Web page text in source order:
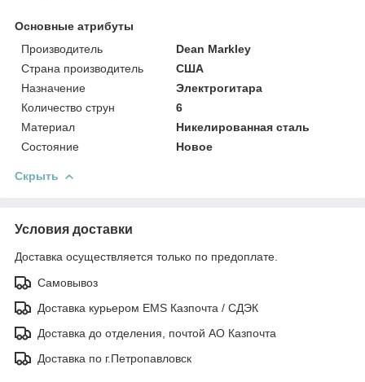
Основные атрибуты
Производитель
Dean Markley
Страна производитель
США
Назначение
Электрогитара
Количество струн
6
Материал
Никелированная сталь
Состояние
Новое
Скрыть
Условия доставки
Доставка осуществляется только по предоплате.
Самовывоз
Доставка курьером EMS Казпочта / СДЭК
Доставка до отделения, почтой АО Казпочта
Доставка по г.Петропавловск